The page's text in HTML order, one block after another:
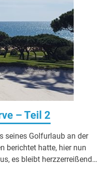
– Teil 2
seines Golfurlaub an der
berichtet hatte, hier nun
es bleibt herzzerreißend…